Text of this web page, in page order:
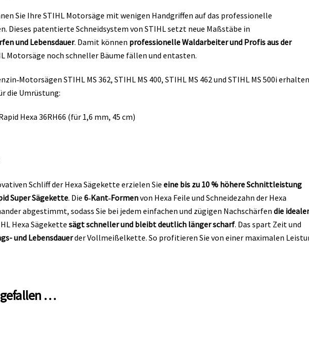
Sie Ihre STIHL Motorsäge mit wenigen Handgriffen auf das professionelle
Dieses patentierte Schneidsystem von STIHL setzt neue Maßstäbe in
und Lebensdauer. Damit können professionelle Waldarbeiter und Profis aus der
Motorsäge noch schneller Bäume fällen und entasten.
STIHL MS 362, STIHL MS 400, STIHL MS 462 und STIHL MS 500i erhalten
die Umrüstung:
Hexa 36RH66 (für 1,6 mm, 45 cm)
Schliff der Hexa Sägekette erzielen Sie eine bis zu 10 % höhere Schnittleistung
Super Sägekette. Die 6‑Kant‑Formenvon Hexa Feile und Schneidezahn der Hexa
abgestimmt, sodass Sie bei jedem einfachen und zügigen Nachschärfen die
Hexa Sägekettesägt schneller und bleibt deutlich länger scharf. Das spart Zeit und
und Lebensdauerder Vollmeißelkette. So profitieren Sie von einer maximalen
gefallen …